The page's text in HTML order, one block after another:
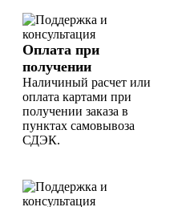
Оплата при
получении
Наличиный расчет или
оплата картами при
получении заказа в
пунктах самовывоза
СДЭК.